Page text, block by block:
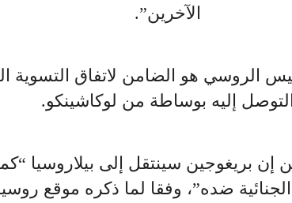
الآخرين”.
الروسي هو الضامن لاتفاق التسوية
التوصل إليه بوساطة من لوكاشينكو.
إن بريغوجين سينتقل إلى بيلاروسيا
ضده”، وفقا لما ذكره موقع